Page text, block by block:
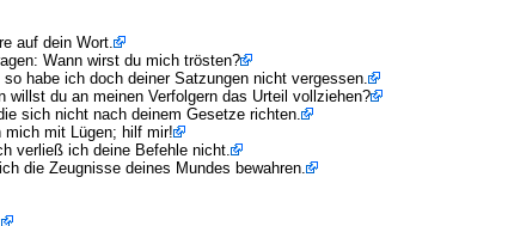
auf dein Wort.
Wann wirst du mich trösten?
habe ich doch deiner Satzungen nicht vergessen.
du an meinen Verfolgern das Urteil vollziehen?
sich nicht nach deinem Gesetze richten.
mich mit Lügen; hilf mir!
verließ ich deine Befehle nicht.
die Zeugnisse deines Mundes bewahren.